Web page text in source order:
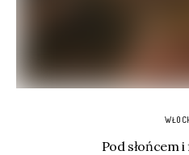
Pod słońcem